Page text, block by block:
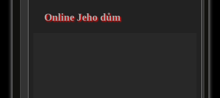
Online Jeho dům